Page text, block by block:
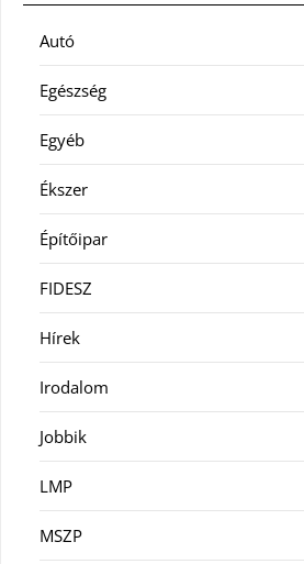
Autó
Egészség
Egyéb
Ékszer
Építőipar
FIDESZ
Hírek
Irodalom
Jobbik
LMP
MSZP